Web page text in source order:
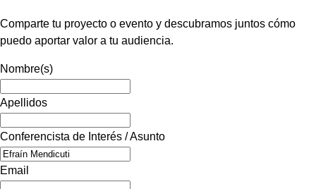
Comparte tu proyecto o evento y descubramos juntos cómo
puedo aportar valor a tu audiencia.
Nombre(s)
Apellidos
Conferencista de Interés / Asunto
Email